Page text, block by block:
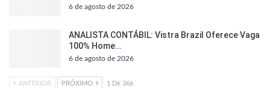
6 de agosto de 2026
ANALISTA CONTÁBIL: Vistra Brazil Oferece Vaga
100% Home…
6 de agosto de 2026
ANTERIOR PRÓXIMO 1 De 366